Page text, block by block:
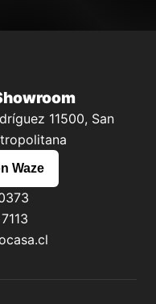
11500, San
Waze